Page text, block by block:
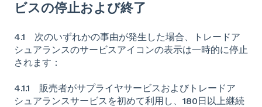
ビスの停止および終了
4.1 次のいずれかの事由が発生した場合、トレードア
シュアランスのサービスアイコンの表示は一時的に停止
されます：
4.1.1 販売者がサプライヤサービスおよびトレードア
シュアランスサービスを初めて利用し、180日以上継続